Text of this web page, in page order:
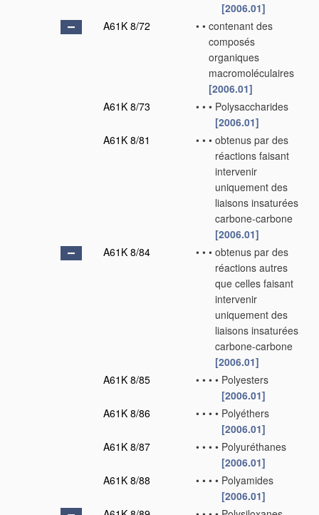
[2006.01]
A61K 8/72
• • contenant des
composés
organiques
macromoléculaires
[2006.01]
A61K 8/73
• • • Polysaccharides
[2006.01]
A61K 8/81
• • • obtenus par des
réactions faisant
intervenir
uniquement des
liaisons insaturées
carbone-carbone
[2006.01]
A61K 8/84
• • • obtenus par des
réactions autres
que celles faisant
intervenir
uniquement des
liaisons insaturées
carbone-carbone
[2006.01]
A61K 8/85
• • • • Polyesters
[2006.01]
A61K 8/86
• • • • Polyéthers
[2006.01]
A61K 8/87
• • • • Polyuréthanes
[2006.01]
A61K 8/88
• • • • Polyamides
[2006.01]